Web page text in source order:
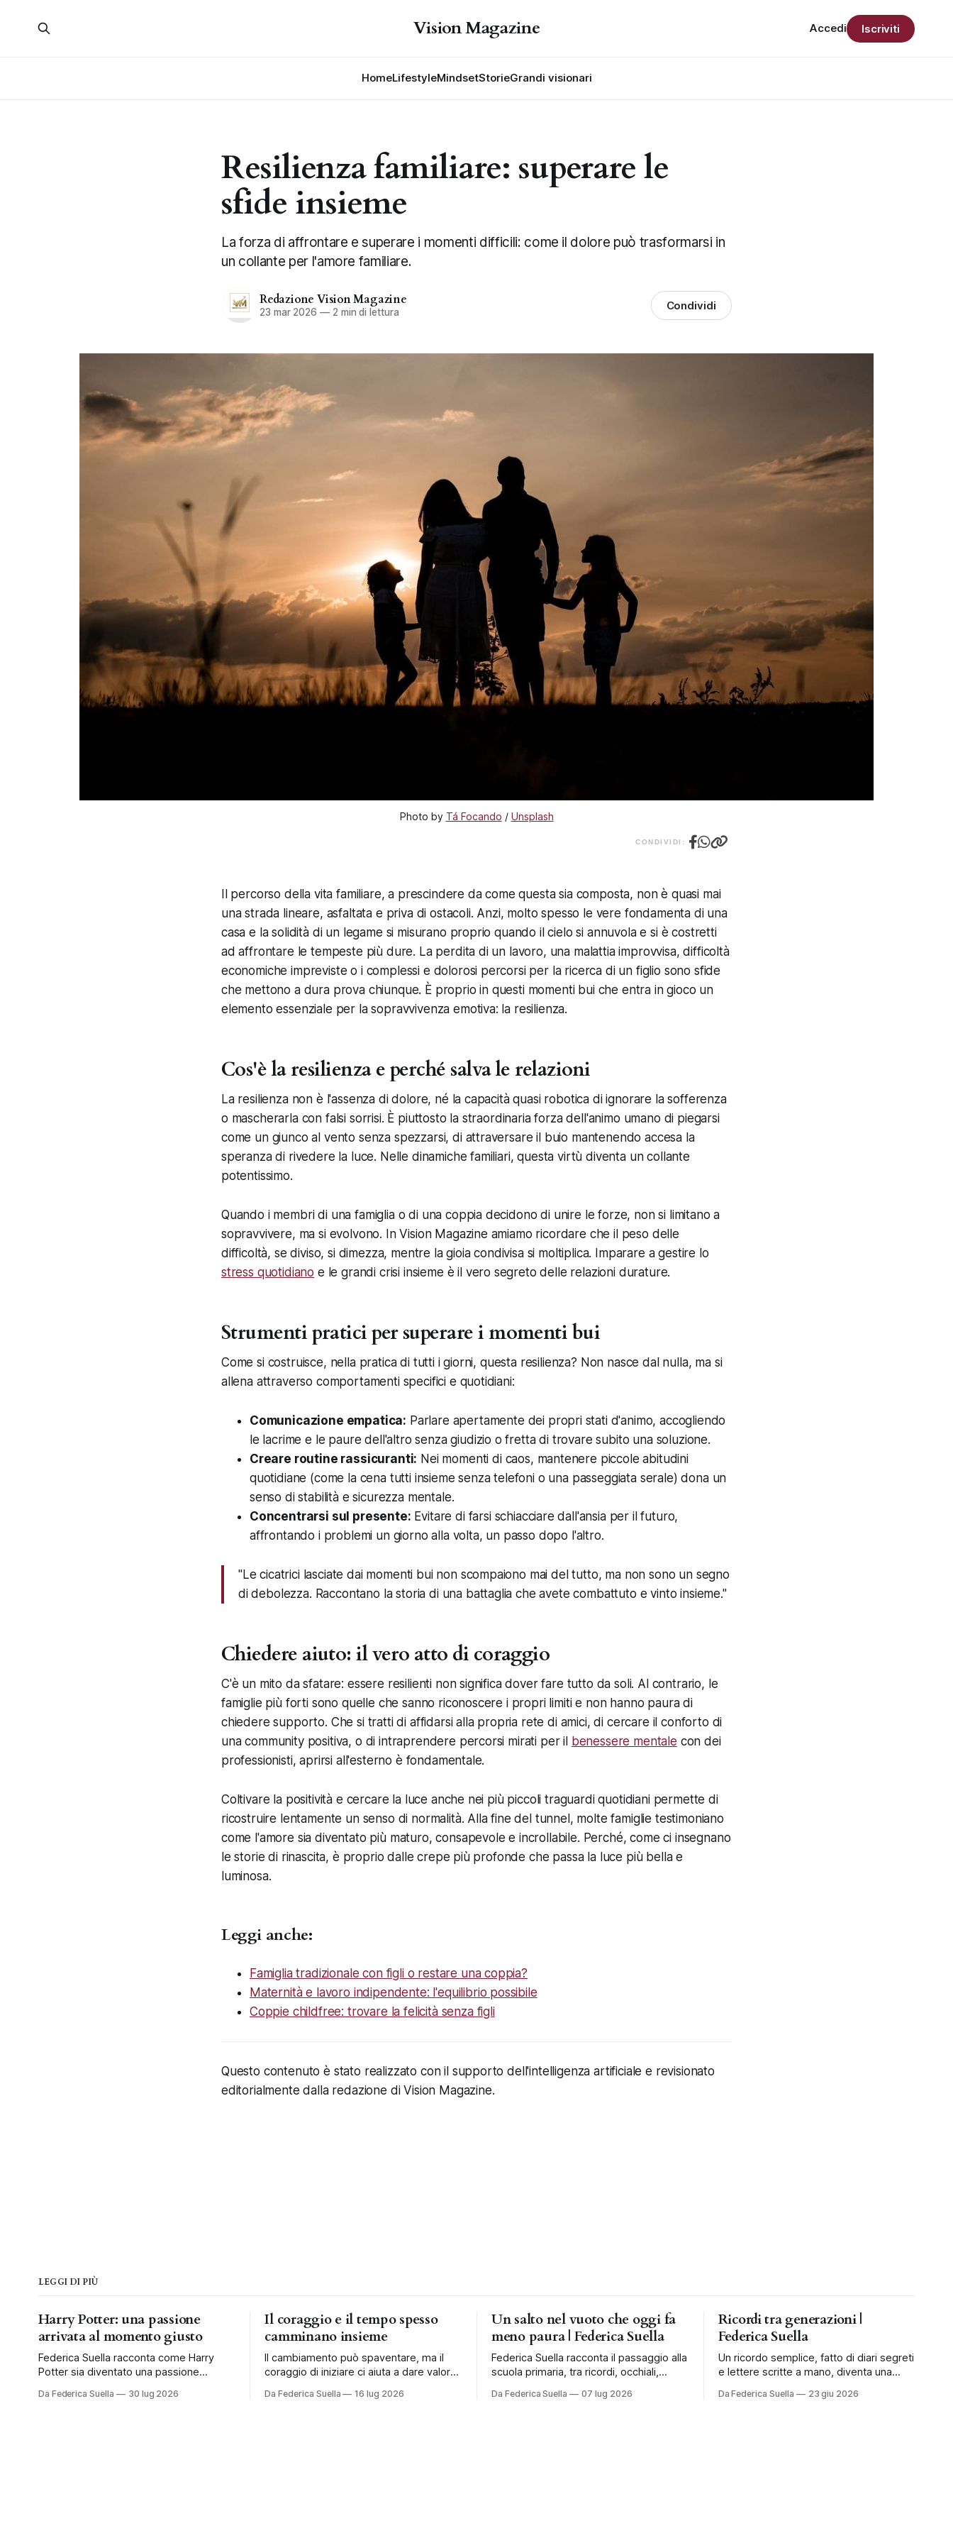
Vision Magazine
HomeLifestyleMindsetStorieGrandi visionari
Accedi Iscriviti
Resilienza familiare: superare le
sfide insieme
La forza di affrontare e superare i momenti difficili: come il dolore può trasformarsi in
un collante per l'amore familiare.
Redazione Vision Magazine
23 mar 2026 —2 min di lettura Condividi
Photo by Tá Focando / Unsplash
CONDIVIDI:
Il percorso della vita familiare, a prescindere da come questa sia composta, non è quasi mai
una strada lineare, asfaltata e priva di ostacoli. Anzi, molto spesso le vere fondamenta di una
casa e la solidità di un legame si misurano proprio quando il cielo si annuvola e si è costretti
ad affrontare le tempeste più dure. La perdita di un lavoro, una malattia improvvisa, difficoltà
economiche impreviste o i complessi e dolorosi percorsi per la ricerca di un figlio sono sfide
che mettono a dura prova chiunque. È proprio in questi momenti bui che entra in gioco un
elemento essenziale per la sopravvivenza emotiva: la resilienza.
Cos'è la resilienza e perché salva le relazioni
La resilienza non è l'assenza di dolore, né la capacità quasi robotica di ignorare la sofferenza
o mascherarla con falsi sorrisi. È piuttosto la straordinaria forza dell'animo umano di piegarsi
come un giunco al vento senza spezzarsi, di attraversare il buio mantenendo accesa la
speranza di rivedere la luce. Nelle dinamiche familiari, questa virtù diventa un collante
potentissimo.
Quando i membri di una famiglia o di una coppia decidono di unire le forze, non si limitano a
sopravvivere, ma si evolvono. In Vision Magazine amiamo ricordare che il peso delle
difficoltà, se diviso, si dimezza, mentre la gioia condivisa si moltiplica. Imparare a gestire lo
stress quotidiano e le grandi crisi insieme è il vero segreto delle relazioni durature.
Strumenti pratici per superare i momenti bui
Come si costruisce, nella pratica di tutti i giorni, questa resilienza? Non nasce dal nulla, ma si
allena attraverso comportamenti specifici e quotidiani:
Comunicazione empatica: Parlare apertamente dei propri stati d'animo, accogliendo
le lacrime e le paure dell'altro senza giudizio o fretta di trovare subito una soluzione.
Creare routine rassicuranti: Nei momenti di caos, mantenere piccole abitudini
quotidiane (come la cena tutti insieme senza telefoni o una passeggiata serale) dona un
senso di stabilità e sicurezza mentale.
Concentrarsi sul presente: Evitare di farsi schiacciare dall'ansia per il futuro,
affrontando i problemi un giorno alla volta, un passo dopo l'altro.
"Le cicatrici lasciate dai momenti bui non scompaiono mai del tutto, ma non sono un segno
di debolezza. Raccontano la storia di una battaglia che avete combattuto e vinto insieme."
Chiedere aiuto: il vero atto di coraggio
C'è un mito da sfatare: essere resilienti non significa dover fare tutto da soli. Al contrario, le
famiglie più forti sono quelle che sanno riconoscere i propri limiti e non hanno paura di
chiedere supporto. Che si tratti di affidarsi alla propria rete di amici, di cercare il conforto di
una community positiva, o di intraprendere percorsi mirati per il benessere mentale con dei
professionisti, aprirsi all'esterno è fondamentale.
Coltivare la positività e cercare la luce anche nei più piccoli traguardi quotidiani permette di
ricostruire lentamente un senso di normalità. Alla fine del tunnel, molte famiglie testimoniano
come l'amore sia diventato più maturo, consapevole e incrollabile. Perché, come ci insegnano
le storie di rinascita, è proprio dalle crepe più profonde che passa la luce più bella e
luminosa.
Leggi anche:
Famiglia tradizionale con figli o restare una coppia?
Maternità e lavoro indipendente: l'equilibrio possibile
Coppie childfree: trovare la felicità senza figli
Questo contenuto è stato realizzato con il supporto dell'intelligenza artificiale e revisionato
editorialmente dalla redazione di Vision Magazine.
LEGGI DI PIÙ
Harry Potter: una passione
arrivata al momento giusto
Federica Suella racconta come Harry
Potter sia diventato una passione
anno in famiglia.
Da Federica Suella 30 lug 2026
Il coraggio e il tempo spesso
camminano insieme
Il cambiamento può spaventare, ma il
coraggio di iniziare ci aiuta a dare valore
Da Federica Suella 16 lug 2026
Un salto nel vuoto che oggi fa
meno paura | Federica Suella
Federica Suella racconta il passaggio alla
scuola primaria, tra ricordi, occhiali,
bambini.
Da Federica Suella 07 lug 2026
Ricordi tra generazioni |
Federica Suella
Un ricordo semplice, fatto di diari segreti
e lettere scritte a mano, diventa una
Da Federica Suella 23 giu 2026